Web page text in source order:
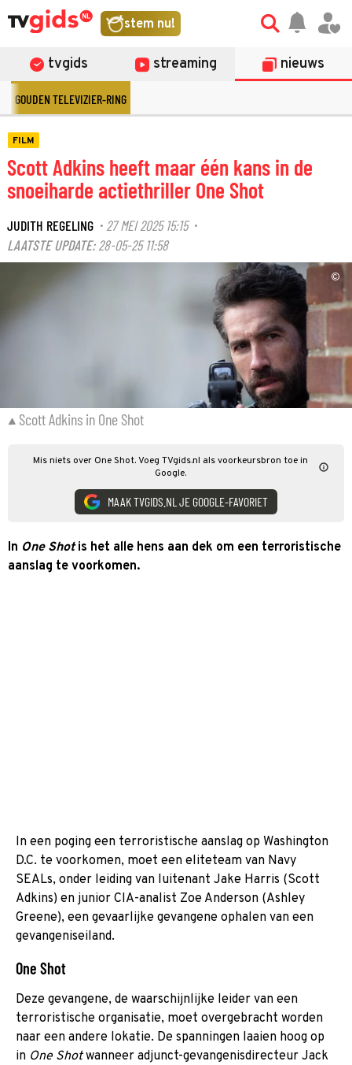
stem nu!
tvgids streaming nieuws
GOUDEN TELEVIZIER-RING
FILM
Scott Adkins heeft maar één kans in de
snoeiharde actiethriller One Shot
JUDITH REGELING · 27 MEI 2025 15:15·
LAATSTE UPDATE: 28-05-25 11:58
©
Scott Adkins in One Shot
Mis niets over One Shot. Voeg TVgids.nl als voorkeursbron toe in
Google.
MAAK TVGIDS.NL JE GOOGLE-FAVORIET
In One Shotis het alle hens aan dek om een terroristische
aanslag te voorkomen.
In een poging een terroristische aanslag op Washington
D.C. te voorkomen, moet een eliteteam van Navy
SEALs, onder leiding van luitenant Jake Harris (Scott
Adkins) en junior CIA-analist Zoe Anderson (Ashley
Greene), een gevaarlijke gevangene ophalen van een
gevangeniseiland.
One Shot
Deze gevangene, de waarschijnlijke leider van een
terroristische organisatie, moet overgebracht worden
naar een andere lokatie. De spanningen laaien hoog op
in One Shotwanneer adjunct-gevangenisdirecteur Jack